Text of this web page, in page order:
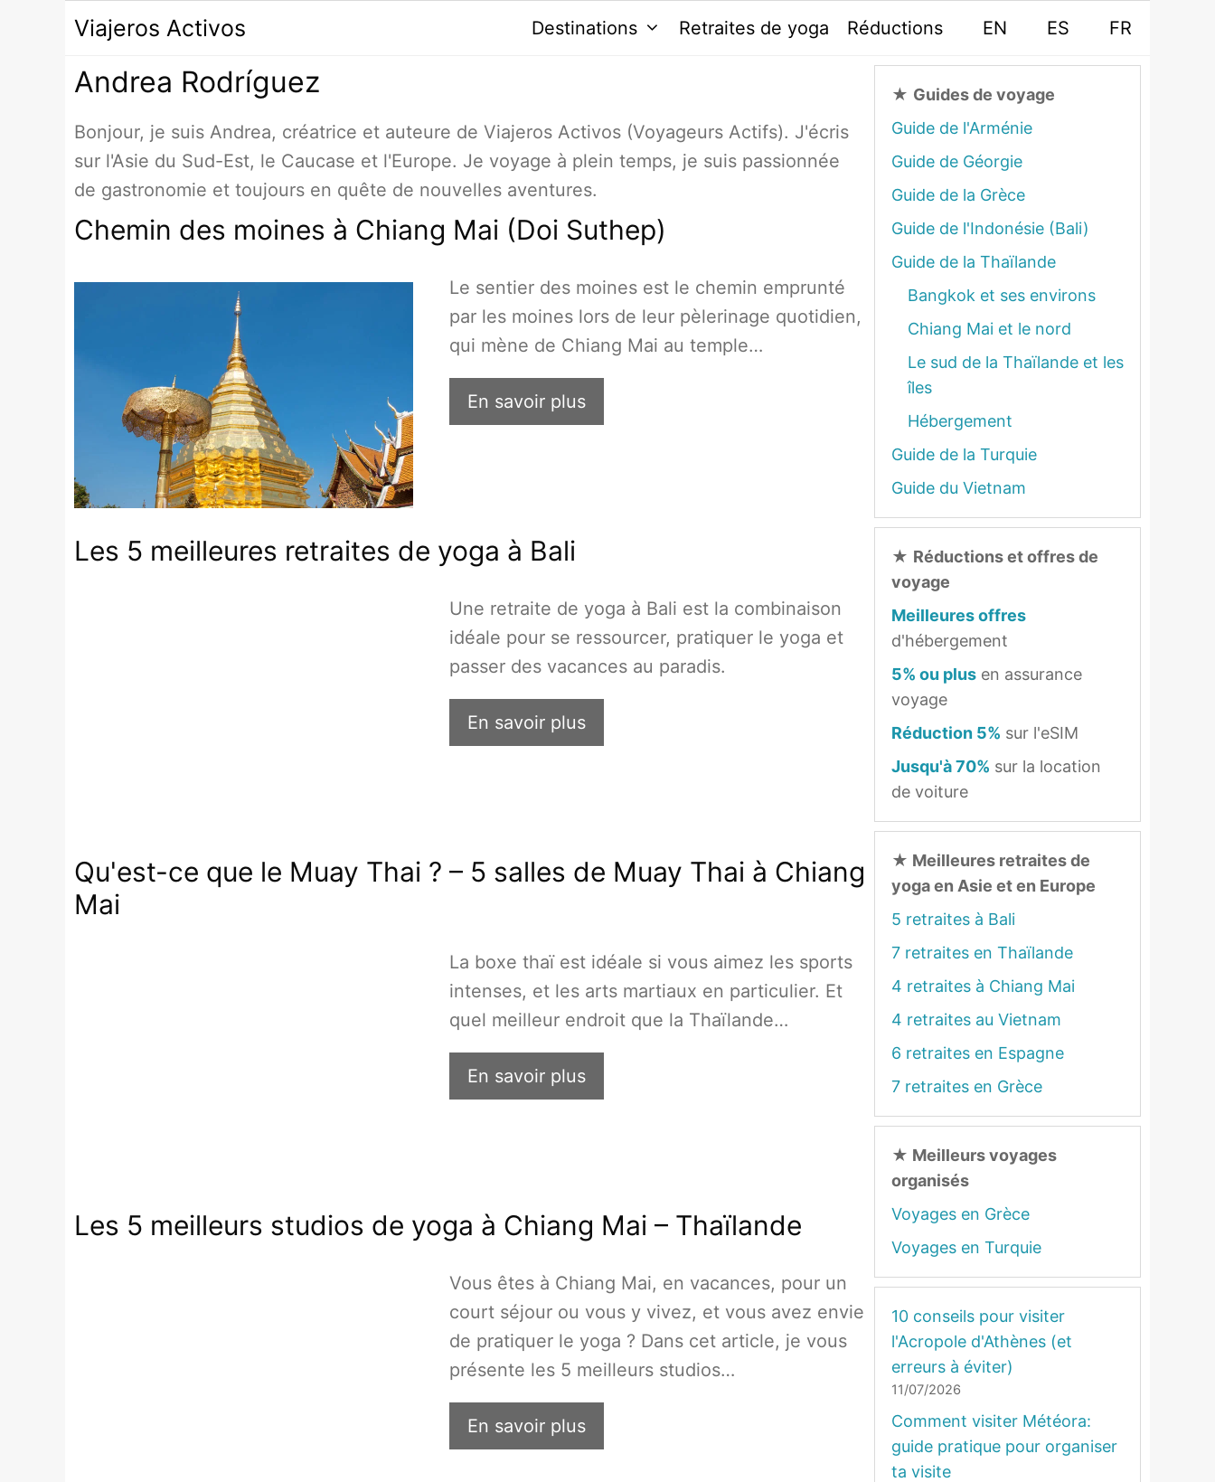
Viajeros Activos Destinations Retraites de yoga Réductions EN ES FR
Andrea Rodríguez
Bonjour, je suis Andrea, créatrice et auteure de Viajeros Activos (Voyageurs Actifs). J'écris
sur l'Asie du Sud-Est, le Caucase et l'Europe. Je voyage à plein temps, je suis passionnée
de gastronomie et toujours en quête de nouvelles aventures.
Chemin des moines à Chiang Mai (Doi Suthep)
Le sentier des moines est le chemin emprunté
par les moines lors de leur pèlerinage quotidien,
qui mène de Chiang Mai au temple…
En savoir plus
Les 5 meilleures retraites de yoga à Bali
Une retraite de yoga à Bali est la combinaison
idéale pour se ressourcer, pratiquer le yoga et
passer des vacances au paradis.
En savoir plus
Qu'est-ce que le Muay Thai ? – 5 salles de Muay Thai à Chiang
Mai
La boxe thaï est idéale si vous aimez les sports
intenses, et les arts martiaux en particulier. Et
quel meilleur endroit que la Thaïlande…
En savoir plus
Les 5 meilleurs studios de yoga à Chiang Mai – Thaïlande
Vous êtes à Chiang Mai, en vacances, pour un
court séjour ou vous y vivez, et vous avez envie
de pratiquer le yoga ? Dans cet article, je vous
présente les 5 meilleurs studios…
En savoir plus
★ Guides de voyage
Guide de l'Arménie
Guide de Géorgie
Guide de la Grèce
Guide de l'Indonésie (Bali)
Guide de la Thaïlande
Bangkok et ses environs
Chiang Mai et le nord
Le sud de la Thaïlande et les
îles
Hébergement
Guide de la Turquie
Guide du Vietnam
★ Réductions et offres de
voyage
Meilleures offres
d'hébergement
5% ou plus en assurance
voyage
Réduction 5% sur l'eSIM
Jusqu'à 70% sur la location
de voiture
★ Meilleures retraites de
yoga en Asie et en Europe
5 retraites à Bali
7 retraites en Thaïlande
4 retraites à Chiang Mai
4 retraites au Vietnam
6 retraites en Espagne
7 retraites en Grèce
★ Meilleurs voyages
organisés
Voyages en Grèce
Voyages en Turquie
10 conseils pour visiter
l'Acropole d'Athènes (et
erreurs à éviter)
11/07/2026
Comment visiter Météora:
guide pratique pour organiser
ta visite